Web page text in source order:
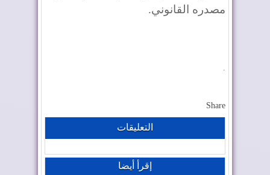
مصدره القانوني.
.
Share
التعليقات
إقرأ أيضا